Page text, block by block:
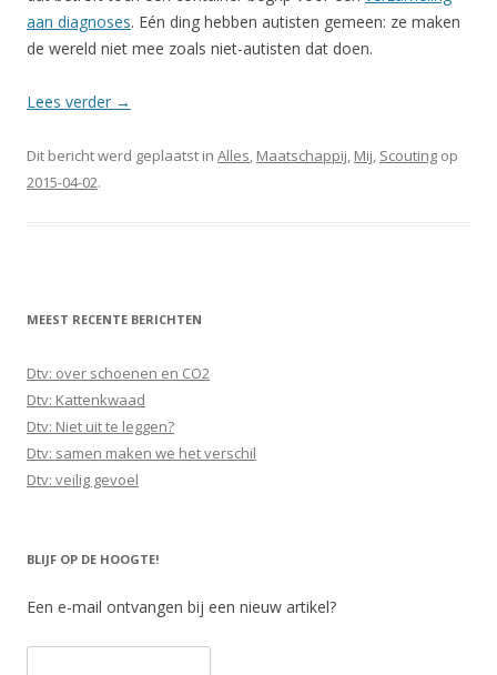
aan diagnoses. Eén ding hebben autisten gemeen: ze maken
de wereld niet mee zoals niet-autisten dat doen.
Lees verder →
Dit bericht werd geplaatst in Alles, Maatschappij, Mij, Scouting op
2015-04-02.
MEEST RECENTE BERICHTEN
Dtv: over schoenen en CO2
Dtv: Kattenkwaad
Dtv: Niet uit te leggen?
Dtv: samen maken we het verschil
Dtv: veilig gevoel
BLIJF OP DE HOOGTE!
Een e-mail ontvangen bij een nieuw artikel?